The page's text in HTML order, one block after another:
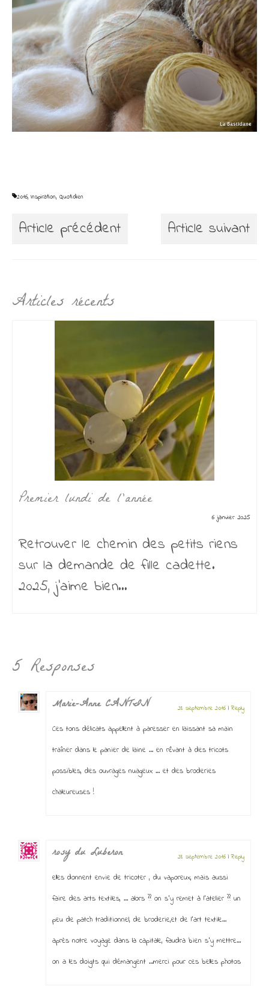
2016, Inspiration, Quotidien
Article précédent Article suivant
Articles récents
Premier lundi de l’année
6 janvier 2025
Retrouver le chemin des petits riens
sur la demande de fille cadette.
2025, j’aime bien...
5 Responses
Marie-Anne CANTIN 28 septembre 2016 |Reply
Ces tons délicats appellent à paresser en laissant sa main
traîner dans le panier de laine … en rêvant à des tricots
possibles, des ouvrages nuageux … et des broderies
chaleureuses !
rosy du Luberon 28 septembre 2016 |Reply
elles donnent envie de tricoter , du vaporeux, mais aussi
faire des arts textiles, … alors ?? on s’y remet à l’atelier ?? un
peu de patch traditionnel, de broderie,et de l’art textile…
après notre voyage dans la capitale, faudra bien s’y mettre…
on a les doigts qui démangent …merci pour ces belles photos